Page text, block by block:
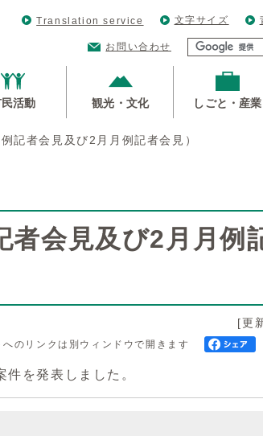
Translation service 文字サイズ
お問い合わせ
活動 観光・文化 しごと・産業
記者会見及び2月月例記者会見）
者会見及び2月月例
[更
へのリンクは別ウィンドウで開きます
を発表しました。